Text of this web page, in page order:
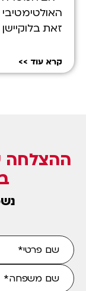
זאת
קרא עוד
ההצלחה